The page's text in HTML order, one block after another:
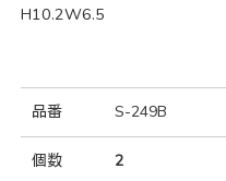
H10.2W6.5
品番 S-249B
個数 2